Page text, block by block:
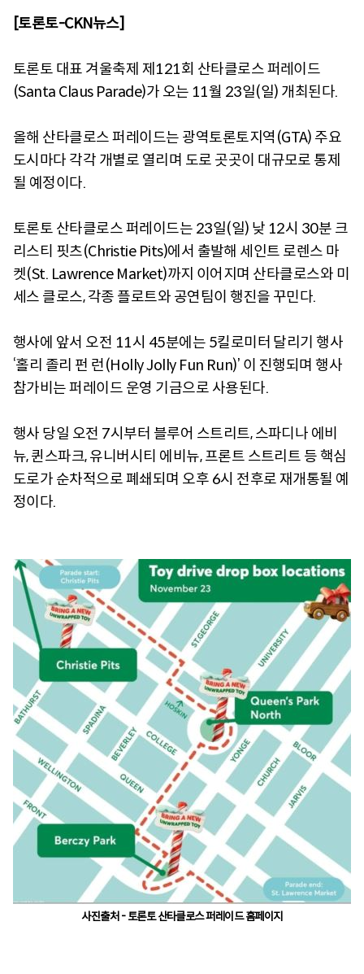
[토론토-CKN뉴스]
토론토 대표 겨울축제 제121회 산타클로스 퍼레이드
(Santa Claus Parade)가 오는 11월 23일(일) 개최된다.
올해 산타클로스 퍼레이드는 광역토론토지역(GTA) 주요
도시마다 각각 개별로 열리며 도로 곳곳이 대규모로 통제
될 예정이다.
토론토 산타클로스 퍼레이드는 23일(일) 낮 12시 30분 크
리스티 핏츠(Christie Pits)에서 출발해 세인트 로렌스 마
켓(St. Lawrence Market)까지 이어지며 산타클로스와 미
세스 클로스, 각종 플로트와 공연팀이 행진을 꾸민다.
행사에 앞서 오전 11시 45분에는 5킬로미터 달리기 행사
‘홀리 졸리 펀 런(Holly Jolly Fun Run)’ 이 진행되며 행사
참가비는 퍼레이드 운영 기금으로 사용된다.
행사 당일 오전 7시부터 블루어 스트리트, 스파디나 에비
뉴, 퀸스파크, 유니버시티 에비뉴, 프론트 스트리트 등 핵심
도로가 순차적으로 폐쇄되며 오후 6시 전후로 재개통될 예
정이다.
사진출처 - 토론토 산타클로스 퍼레이드 홈페이지